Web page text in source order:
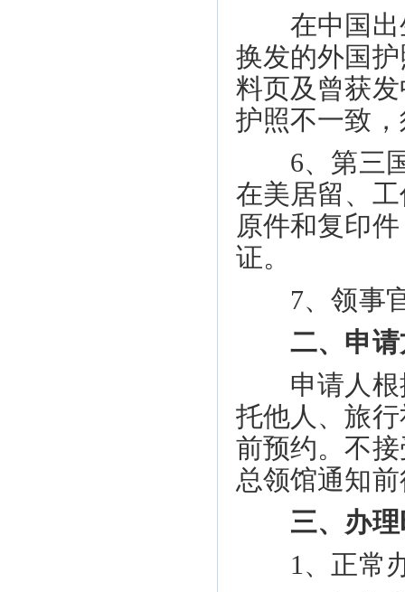
在中国出生
换发的外国
料页及曾获
护照不一致
6、第三国
在美居留、
原件和复印
证。
7、领事官
二、申
申请人根
托他人、旅
前预约。不
总领馆通知
三、办
1、正常办